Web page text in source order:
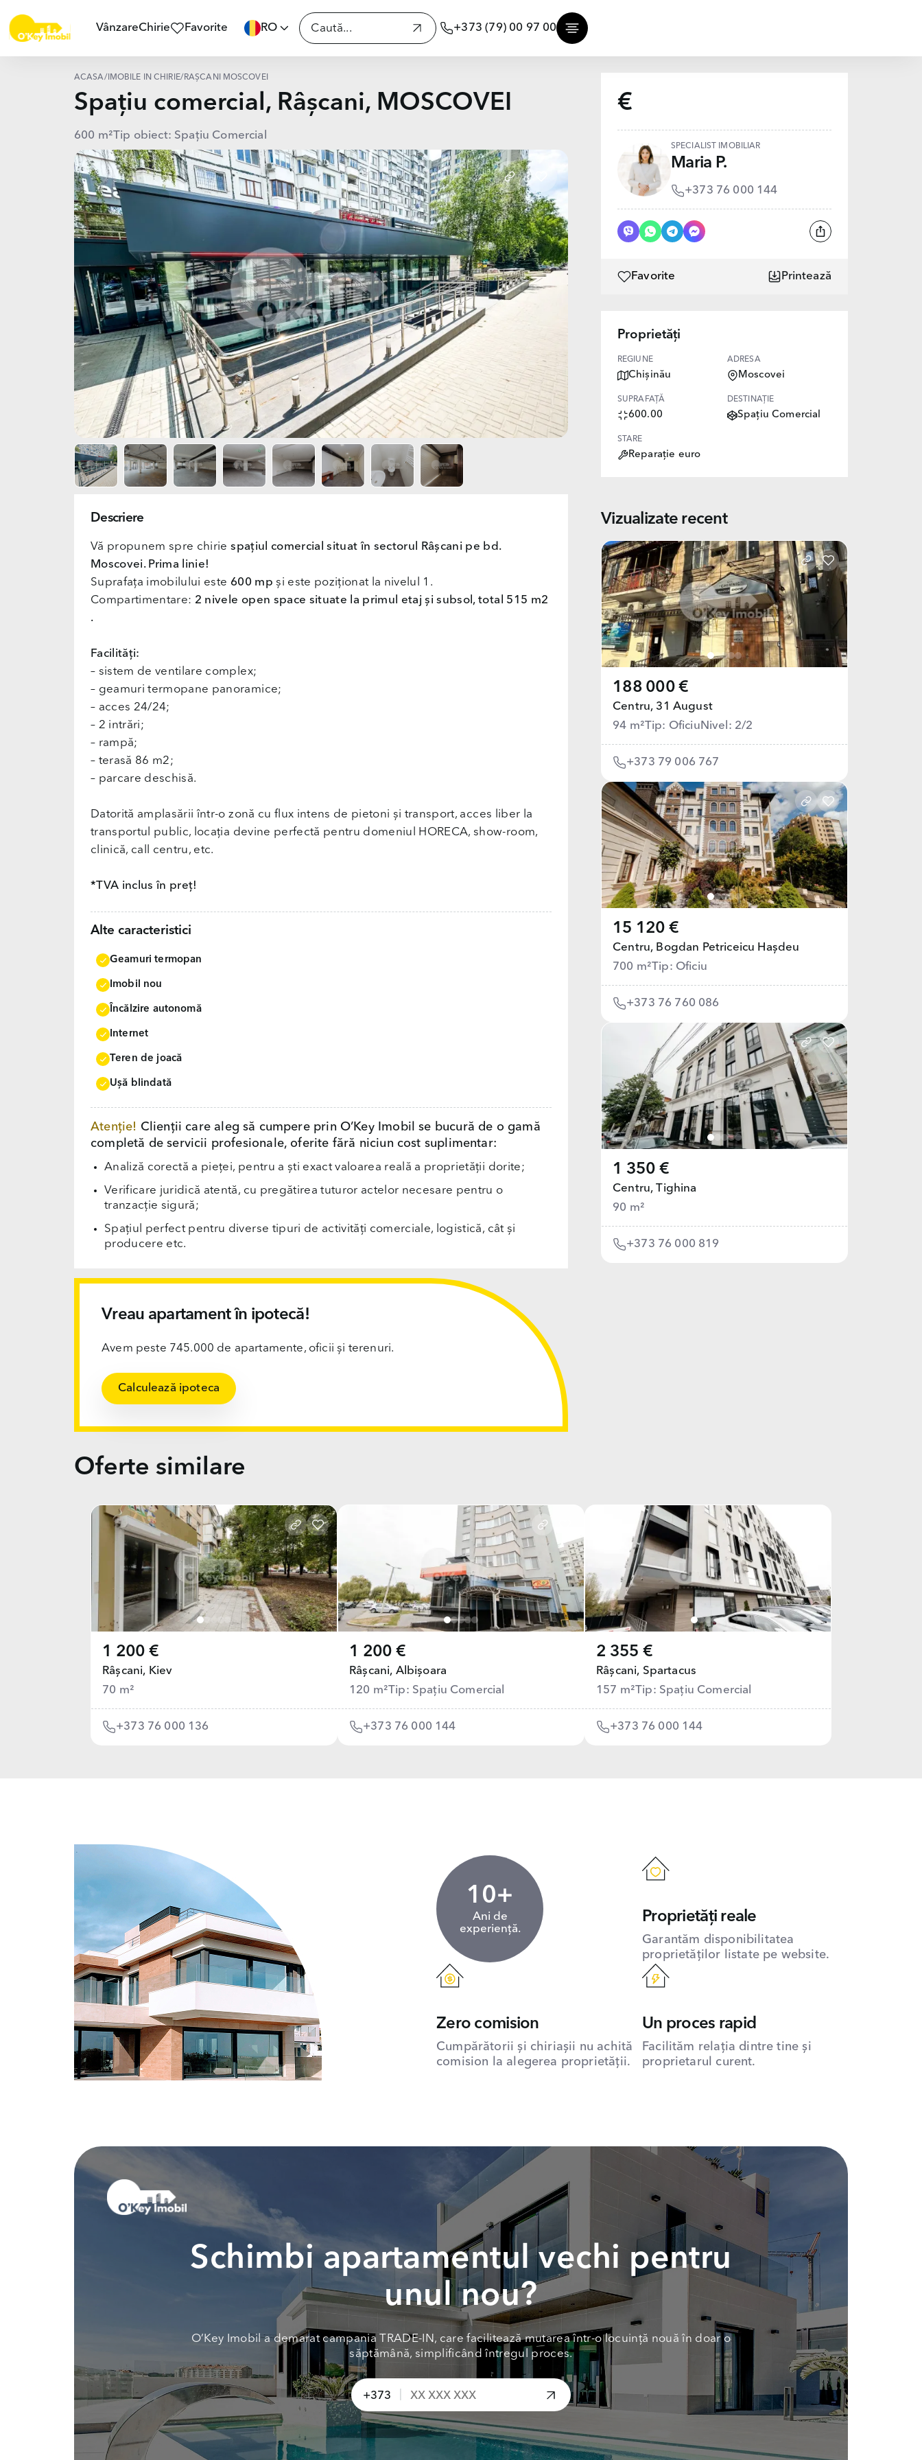
VânzareChirie Favorite RO +373 (79) 00 97 00
ACASĂ/ IMOBILE ÎN CHIRIE/ RÂȘCANI MOSCOVEI
Spațiu comercial, Râșcani, MOSCOVEI
600 m²Tip obiect: Spațiu Comercial
Descriere
Vă propunem spre chiriespațiul comercial situat în sectorul Râșcani pe bd.
Moscovei. Prima linie!
Suprafața imobilului este 600 mp și este poziționat la nivelul 1.
Compartimentare: 2 nivele open space situate la primul etaj și subsol, total 515 m2
.
Facilități:
– sistem de ventilare complex;
– geamuri termopane panoramice;
– acces 24/24;
– 2 intrări;
– rampă;
– terasă 86 m2;
– parcare deschisă.
Datorită amplasării într-o zonă cu flux intens de pietoni și transport, acces liber la
transportul public, locația devine perfectă pentru domeniul HORECA, show-room,
clinică, call centru, etc.
*TVA inclus în preț!
Alte caracteristici
Geamuri termopan
Imobil nou
Încălzire autonomă
Internet
Teren de joacă
Uşă blindată
Atenție! Clienții care aleg să cumpere prin O’Key Imobil se bucură de o gamă
completă de servicii profesionale, oferite fără niciun cost suplimentar:
Analiză corectă a pieței, pentru a ști exact valoarea reală a proprietății dorite;
Verificare juridică atentă, cu pregătirea tuturor actelor necesare pentru o
tranzacție sigură;
Spațiul perfect pentru diverse tipuri de activități comerciale, logistică, cât și
producere etc.
Vreau apartament în ipotecă!
Avem peste 745.000 de apartamente, oficii și terenuri.
Calculează ipoteca
€
SPECIALIST IMOBILIAR
Maria P.
+373 76 000 144
Favorite Printează
Proprietăți
REGIUNE
Chișinău
ADRESA
Moscovei
SUPRAFAȚĂ
600.00
DESTINAȚIE
Spațiu Comercial
STARE
Reparație euro
Vizualizate recent
188 000 €
Centru, 31 August
94 m²Tip: Oficiu Nivel: 2/2
+373 79 006 767
15 120 €
Centru, Bogdan Petriceicu Hașdeu
700 m²Tip: Oficiu
+373 76 760 086
1 350 €
Centru, Tighina
90 m²
+373 76 000 819
Oferte similare
1 200 €
Râșcani, Kiev
70 m²
+373 76 000 136
1 200 €
Râșcani, Albișoara
120 m²Tip: Spațiu Comercial
+373 76 000 144
2 355 €
Râșcani, Spartacus
157 m²Tip: Spațiu Comercial
+373 76 000 144
10+
Ani de
experiență.
Proprietăți reale
Garantăm disponibilitatea
proprietăților listate pe website.
Zero comision
Cumpărătorii și chiriașii nu achită
comision la alegerea proprietății.
Un proces rapid
Facilităm relația dintre tine și
proprietarul curent.
Schimbi apartamentul vechi pentru
unul nou?
O’Key Imobil a demarat campania TRADE-IN, care facilitează mutarea într-o locuință nouă în doar o
săptămână, simplificând întregul proces.
+373